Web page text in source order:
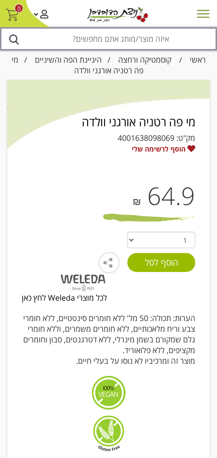
0
מבצעים סניפים צור קשר/ביטול הזמנה
ראשי /קוסמטיקה ורחצה / היגיינת הפה והשיניים / מי
פה רטניה אורגני וולדה
מי פה רטניה אורגני וולדה
מק"ט: 4001638098069
הוסף לרשימה שלי
64.9
₪
לכל מוצרי Weleda לחץ כאן
הערות: תכולה: 50 מל' ללא חומרים סינטטיים, ללא חומרי
צבע וריח מלאכותיים, ללא חומרים משמרים, וללא חומרי
גלם שמקורם בשמן מינרלי, ללא דטרגנטים, סבון וחומרים
מקציפים, ללא פלואוריד.
מוצר זה ומרכיביו לא נוסו על בעלי חיים.